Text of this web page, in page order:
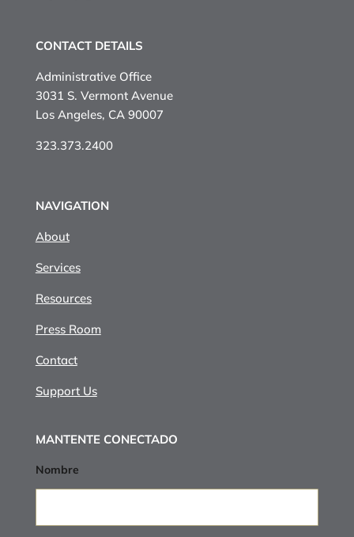
CONTACT DETAILS
Administrative Office
3031 S. Vermont Avenue
Los Angeles, CA 90007
323.373.2400
NAVIGATION
About
Services
Resources
Press Room
Contact
Support Us
MANTENTE CONECTADO
Nombre